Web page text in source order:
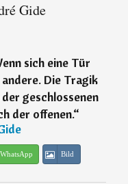
Gide
sich eine Tür
Die Tragik
geschlossenen
der offenen.“
WhatsApp Bild